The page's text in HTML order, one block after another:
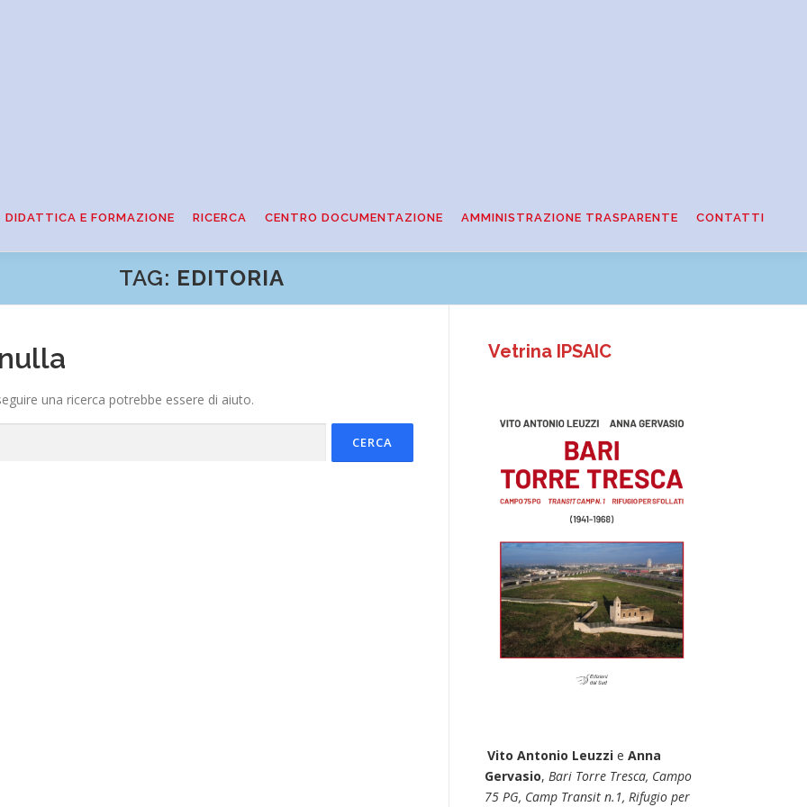
DIDATTICA E FORMAZIONE RICERCA CENTRO DOCUMENTAZIONE AMMINISTRAZIONE TRASPARENTE CONTATTI
TAG: EDITORIA
una ricerca potrebbe essere di aiuto.
Vetrina IPSAIC
Vito Antonio Leuzzie Anna
Gervasio, Bari Torre Tresca, Campo
75 PG, Camp Transit n.1, Rifugio per